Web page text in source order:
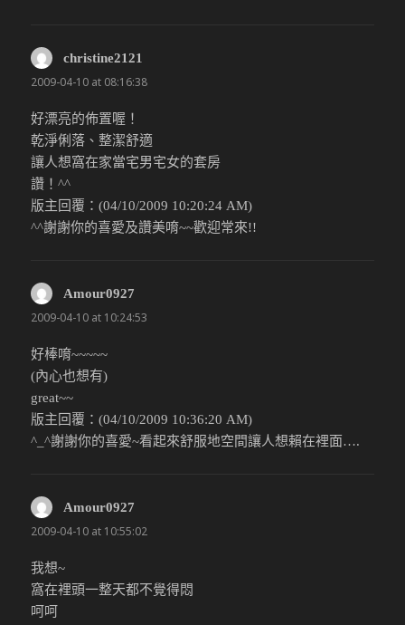
christine2121
2009-04-10 at 08:16:38
好漂亮的佈置喔！
乾淨俐落、整潔舒適
讓人想窩在家當宅男宅女的套房
讚！^^
版主回覆：(04/10/2009 10:20:24 AM)
^^謝謝你的喜愛及讚美唷~~歡迎常來!!
Amour0927
2009-04-10 at 10:24:53
好棒唷~~~~~
(內心也想有)
great~~
版主回覆：(04/10/2009 10:36:20 AM)
^_^謝謝你的喜愛~看起來舒服地空間讓人想賴在裡面….
Amour0927
2009-04-10 at 10:55:02
我想~
窩在裡頭一整天都不覺得悶
呵呵